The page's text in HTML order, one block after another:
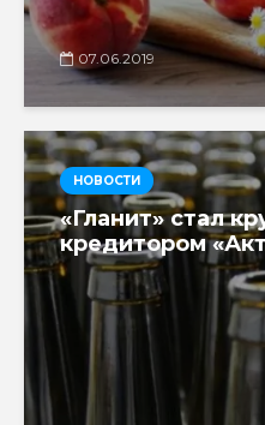
07.06.2019
НОВОСТИ
«Гланит» стал
кредитором